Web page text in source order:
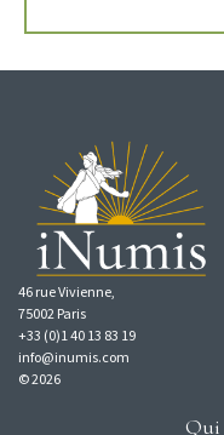
46 rue Vivienne,
75002 Paris
+33 (0)1 40 13 83 19
info@inumis.com
© 2026
Qui